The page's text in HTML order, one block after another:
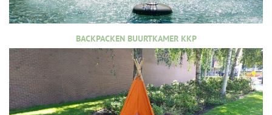
BACKPACKEN BUURTKAMER KKP